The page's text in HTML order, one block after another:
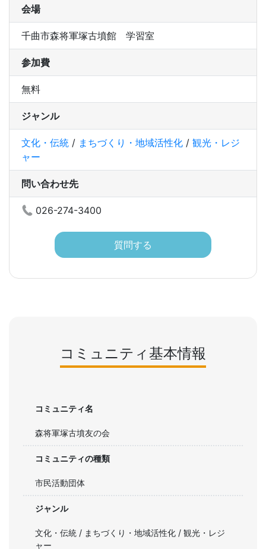
会場
千曲市森将軍塚古墳館 学習室
参加費
無料
ジャンル
文化・伝統 / まちづくり・地域活性化 / 観光・レジ
ャー
問い合わせ先
026-274-3400
質問する
コミュニティ基本情報
コミュニティ名
森将軍塚古墳友の会
コミュニティの種類
市民活動団体
ジャンル
文化・伝統 / まちづくり・地域活性化 / 観光・レジ
ャー